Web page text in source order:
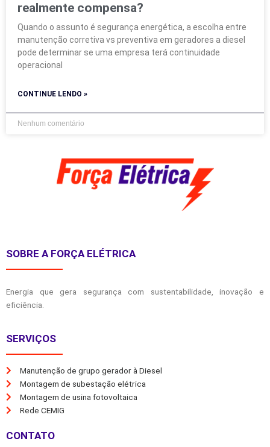
realmente compensa?
Quando o assunto é segurança energética, a escolha entre
manutenção corretiva vs preventiva em geradores a diesel
pode determinar se uma empresa terá continuidade
operacional
CONTINUE LENDO »
Nenhum comentário
SOBRE A FORÇA ELÉTRICA
Energia que gera segurança com sustentabilidade, inovação e
eficiência.
SERVIÇOS
Manutenção de grupo gerador à Diesel
Montagem de subestação elétrica
Montagem de usina fotovoltaica
Rede CEMIG
CONTATO